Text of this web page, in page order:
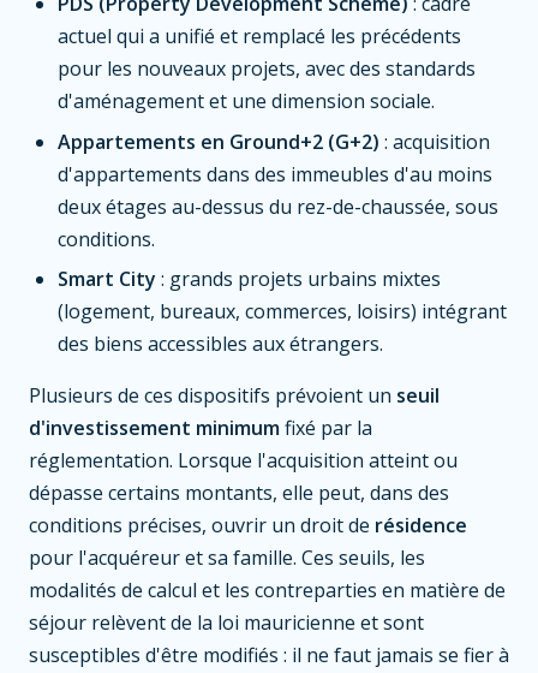
actuel qui a unifié et remplacé les précédents
pour les nouveaux projets, avec des standards
d'aménagement et une dimension sociale.
Appartements en Ground+2 (G+2) : acquisition
d'appartements dans des immeubles d'au moins
deux étages au-dessus du rez-de-chaussée, sous
conditions.
Smart City : grands projets urbains mixtes
(logement, bureaux, commerces, loisirs) intégrant
des biens accessibles aux étrangers.
Plusieurs de ces dispositifs prévoient un seuil
d'investissement minimumfixé par la
réglementation. Lorsque l'acquisition atteint ou
dépasse certains montants, elle peut, dans des
conditions précises, ouvrir un droit de résidence
pour l'acquéreur et sa famille. Ces seuils, les
modalités de calcul et les contreparties en matière de
séjour relèvent de la loi mauricienne et sont
susceptibles d'être modifiés : il ne faut jamais se fier à